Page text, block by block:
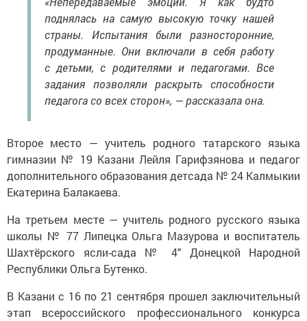
поднялась на самую высокую точку нашей
страны. Испытания были разносторонние,
продуманные. Они включали в себя работу
с детьми, с родителями и педагогами. Все
задания позволяли раскрыть способности
педагога со всех сторон», — рассказала она.
Второе место — учитель родного татарского языка
гимназии № 19 Казани Лейля Гарифзянова и педагог
дополнительного образования детсада № 24 Калмыкии
Екатерина Балакаева.
На третьем месте — учитель родного русского языка
школы № 77 Липецка Ольга Мазурова и воспитатель
Шахтёрского ясли-сада № 4″ Донецкой Народной
Республики Ольга Бутенко.
В Казани с 16 по 21 сентября прошел заключительный
этап всероссийского профессионального конкурса